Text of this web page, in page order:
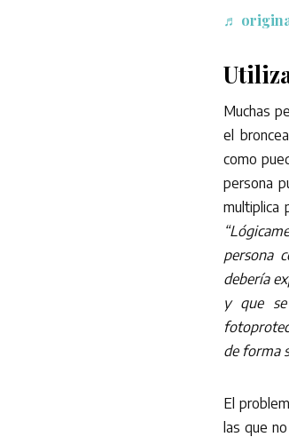
♬
Muchas
el
como
persona
multiplica
persona
debería
y que
de forma
El
las que